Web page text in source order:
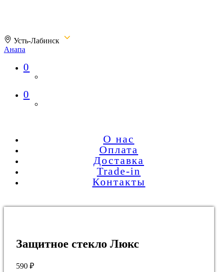
Усть-Лабинск
Анапа
Магазин «МОРЕФОН.РФ»
0
0
О нас
Оплата
Доставка
Trade-in
Контакты
Защитное стекло Люкс
590 ₽